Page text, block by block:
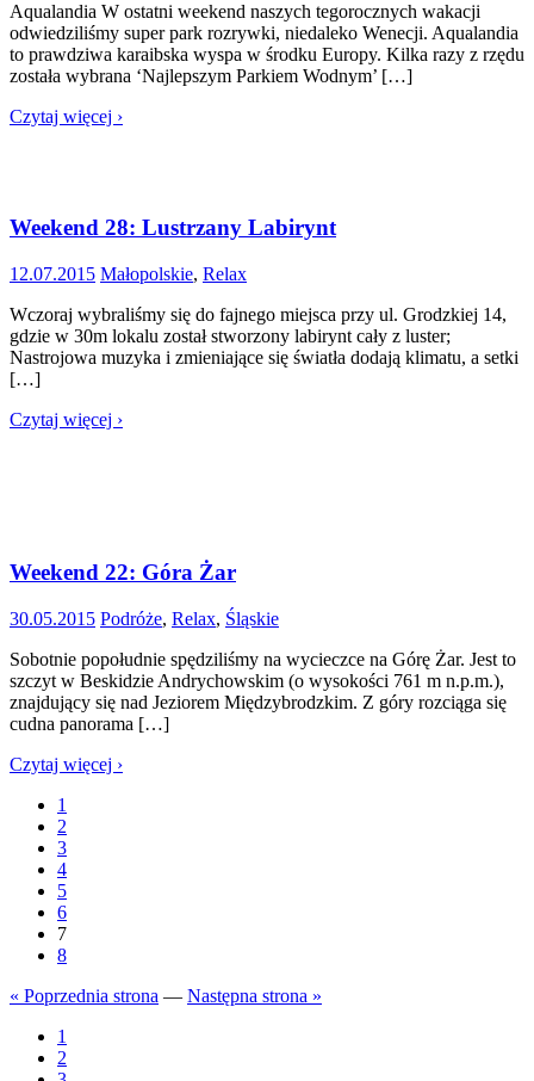
Aqualandia W ostatni weekend naszych tegorocznych wakacji
odwiedziliśmy super park rozrywki, niedaleko Wenecji. Aqualandia
to prawdziwa karaibska wyspa w środku Europy. Kilka razy z rzędu
została wybrana ‘Najlepszym Parkiem Wodnym’ […]
Czytaj więcej ›
Weekend 28: Lustrzany Labirynt
12.07.2015 Małopolskie, Relax
Wczoraj wybraliśmy się do fajnego miejsca przy ul. Grodzkiej 14,
gdzie w 30m lokalu został stworzony labirynt cały z luster;
Nastrojowa muzyka i zmieniające się światła dodają klimatu, a setki
[…]
Czytaj więcej ›
Weekend 22: Góra Żar
30.05.2015 Podróże, Relax, Śląskie
Sobotnie popołudnie spędziliśmy na wycieczce na Górę Żar. Jest to
szczyt w Beskidzie Andrychowskim (o wysokości 761 m n.p.m.),
znajdujący się nad Jeziorem Międzybrodzkim. Z góry rozciąga się
cudna panorama […]
Czytaj więcej ›
1
2
3
4
5
6
7
8
« Poprzednia strona — Następna strona »
1
2